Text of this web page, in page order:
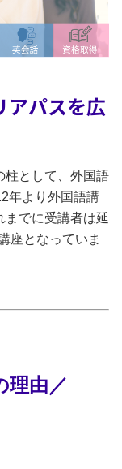
アパスを広
柱として、外国語
年より外国語講
までに受講者は延
座となっていま
理由／